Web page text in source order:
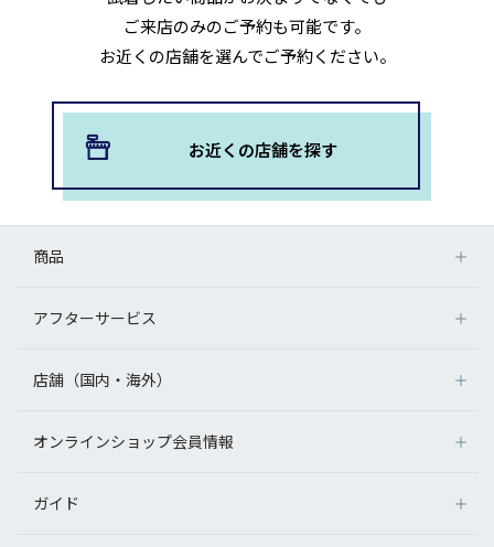
ご来店のみのご予約も可能です。
お近くの店舗を選んでご予約ください。
お近くの店舗を探す
商品
アフターサービス
店舗（国内・海外）
オンラインショップ会員情報
ガイド